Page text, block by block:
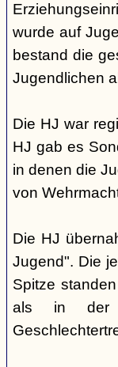
wurde auf
bestand die
Jugendlichen
Die HJ war
HJ gab es
in denen die
von
Die HJ
Jugend". Die
Spitze
als in der